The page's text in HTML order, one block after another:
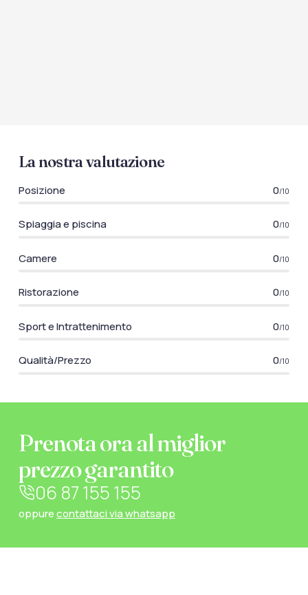
La nostra valutazione
Posizione 0/10
Spiaggia e piscina 0/10
Camere 0/10
Ristorazione 0/10
Sport e Intrattenimento 0/10
Qualità/Prezzo 0/10
Prenota ora al miglior
prezzo garantito
06 87 155 155
oppurecontattaci via whatsapp